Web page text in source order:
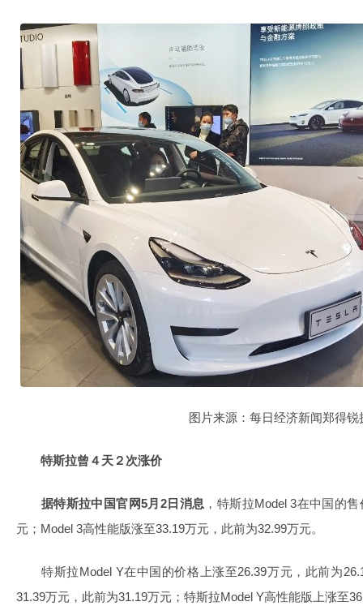
图片来源：每日经济新闻郑得锐
特斯拉曾４天２次涨价
据特斯拉中国官网5月2日消息 ，特斯拉Model 3在中国的
元；Model 3高性能版涨至33.19万元，此前为32.99万元。
特斯拉Model Y在中国的价格上涨至26.39万元，此前为
31.39万元，此前为31.19万元；特斯拉Model Y高性能版上涨至